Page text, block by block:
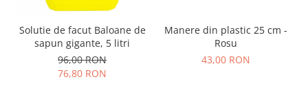
Solutie de facut Baloane de
sapun gigante, 5 litri
96,00 RON
76,80 RON
Manere din plastic 25 cm -
Rosu
43,00 RON